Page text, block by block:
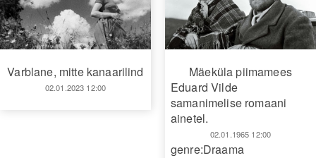
Varblane, mitte kanaarilind
02.01.2023 12:00
Mäeküla piimamees
Eduard Vilde
samanimelise romaani
ainetel.
02.01.1965 12:00
genre:Draama